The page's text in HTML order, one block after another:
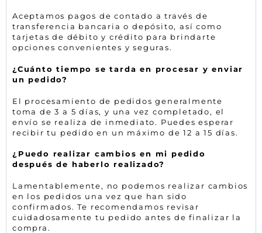
Aceptamos pagos de contado a través de
transferencia bancaria o depósito, así como
tarjetas de débito y crédito para brindarte
opciones convenientes y seguras.
¿Cuánto tiempo se tarda en procesar y enviar
un pedido?
El procesamiento de pedidos generalmente
toma de 3 a 5 días, y una vez completado, el
envío se realiza de inmediato. Puedes esperar
recibir tu pedido en un máximo de 12 a 15 días.
¿Puedo realizar cambios en mi pedido
después de haberlo realizado?
Lamentablemente, no podemos realizar cambios
en los pedidos una vez que han sido
confirmados. Te recomendamos revisar
cuidadosamente tu pedido antes de finalizar la
compra.